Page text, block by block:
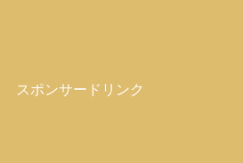
スポンサードリンク